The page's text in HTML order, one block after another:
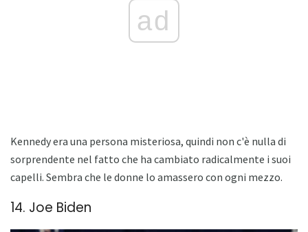
ad
Kennedy era una persona misteriosa, quindi non c'è nulla di
sorprendente nel fatto che ha cambiato radicalmente i suoi
capelli. Sembra che le donne lo amassero con ogni mezzo.
14. Joe Biden